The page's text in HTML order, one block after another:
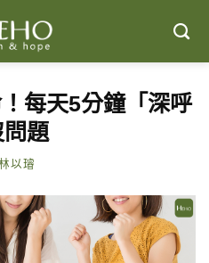
每天5分鐘「深呼
題
以璿